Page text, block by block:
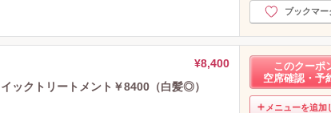
ブックマー
¥8,400
ックトリートメント￥8400（白髪◎）
このクーポ
空席確認・予
メニューを追加